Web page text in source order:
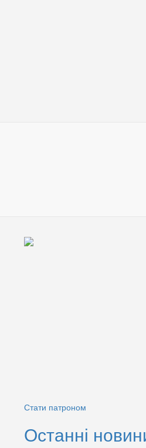
Стати патроном
Останні